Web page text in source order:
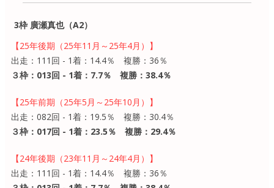
3枠 廣瀬真也（A2）
【25年後期（25年11月～25年4月）】
出走：111回 - 1着：14.4％ 複勝：36％
３枠：013回 - 1着：7.7％ 複勝：38.4％
【25年前期（25年5月～25年10月）】
出走：082回 - 1着：19.5％ 複勝：30.4％
３枠：017回 - 1着：23.5％ 複勝：29.4％
【24年後期（23年11月～24年4月）】
出走：111回 - 1着：14.4％ 複勝：36％